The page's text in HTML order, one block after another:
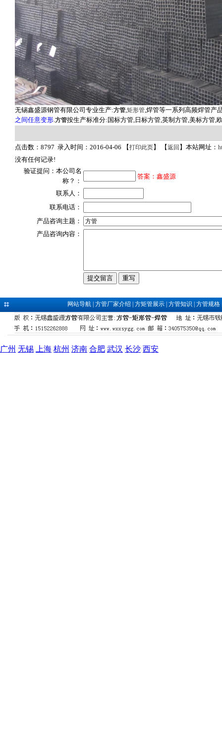
无锡鑫盛源钢管有限公司专业生产:方管 矩形管 ,焊管等一系列高频焊管产
之间任意变形 方管按生产标准分:国标方管,日标方管,英制方管,美标方管,
点击数：8797 录入时间：2016-04-06 【打印此页】 【返回 】本站网址：
没有任何记录!
验证提问：本公司名
称？：
答案：鑫盛源
联系人：
联系电话：
产品咨询主题：
产品咨询内容：
网站导航| 方管厂家介绍 方矩管展示| 方管知识 方管规格
广州 无锡 上海 杭州 济南 合肥 武汉 长沙 西安